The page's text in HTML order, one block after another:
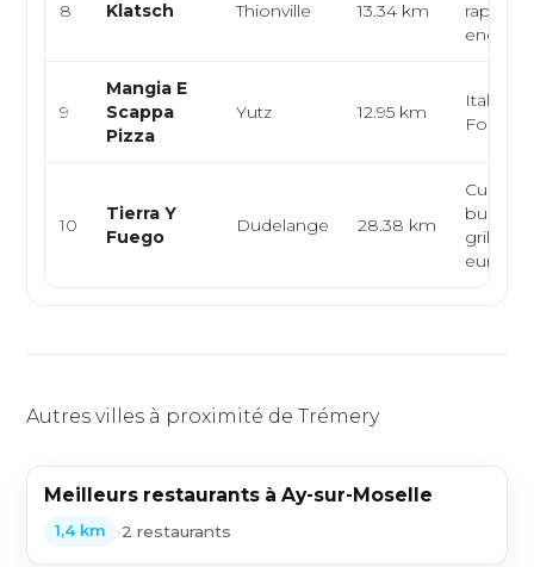
8 Klatsch Thionville 13.34 km
rapide,
encas
9
Mangia E
Scappa
Pizza
Yutz 12.95 km
10
Tierra Y
Fuego
Dudelange 28.38 km
Cuisine
burger,
grillade,
eur...
Autres villes à proximité de Trémery
Meilleurs restaurants à Ay-sur-Moselle
1,4 km •2 restaurants